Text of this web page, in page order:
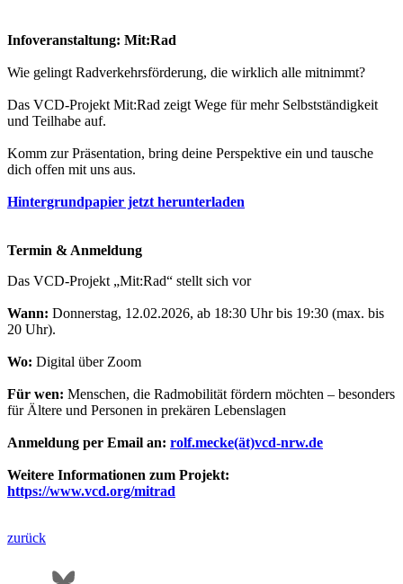
Infoveranstaltung: Mit:Rad
Wie gelingt Radverkehrsförderung, die wirklich alle mitnimmt?
Das VCD-Projekt Mit:Rad zeigt Wege für mehr Selbstständigkeit
und Teilhabe auf.
Komm zur Präsentation, bring deine Perspektive ein und tausche
dich offen mit uns aus.
Hintergrundpapier jetzt herunterladen
Termin & Anmeldung
Das VCD-Projekt „Mit:Rad“ stellt sich vor
Wann: Donnerstag, 12.02.2026, ab 18:30 Uhr bis 19:30 (max. bis
20 Uhr).
Wo: Digital über Zoom
Für wen: Menschen, die Radmobilität fördern möchten – besonders
für Ältere und Personen in prekären Lebenslagen
Anmeldung per Email an: rolf.mecke(ät)vcd-nrw.de
Weitere Informationen zum Projekt:
https://www.vcd.org/mitrad
zurück